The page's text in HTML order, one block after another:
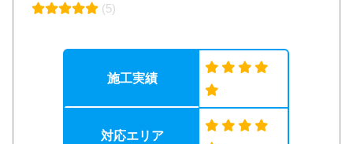
(5)
施工実績
対応エリア